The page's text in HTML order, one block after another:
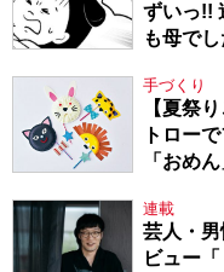
ずいっ!!
も母でし
手づくり
【夏祭
トロー
「おめ
連載
芸人・
ビュー